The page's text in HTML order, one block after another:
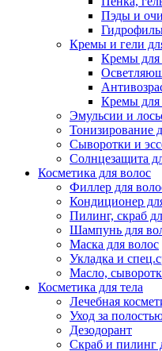
Пэды и
Кремы и гели
Кремы для
Кремы для
Эмульсии и
Тонизирование
Сыворотки и
Солнцезащита
Косметика для волос
Филлер для
Кондиционер
Пилинг, скраб
Шампунь для
Маска для волос
Укладка и
Масло,
Косметика для тела
Лечебная
Уход за
Дезодорант
Скраб и пилинг